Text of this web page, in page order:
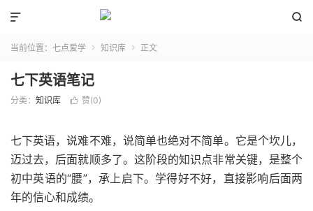


当前位置： 七点爱学  知识库  正文
七下英语笔记
分类： 知识库  赞(0)
七下英语，说难不难，说简单也绝对不简单。它是个坎儿，
迈过去，后面就顺多了。这阶段的知识点非常关键，是整个
初中英语的“腰”，承上启下。学得好不好，直接影响后面两
年的信心和成绩。